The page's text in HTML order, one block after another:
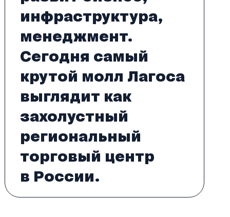
инфраструктура,
менеджмент.
Сегодня самый
крутой молл Лагоса
выглядит как
захолустный
региональный
торговый центр
в России.